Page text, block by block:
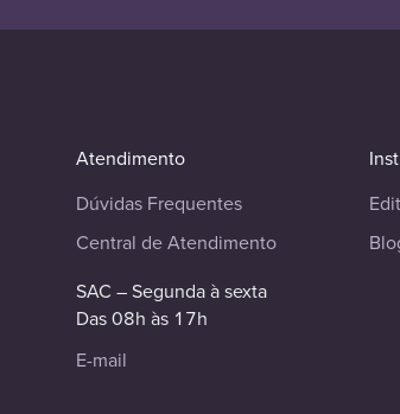
Atendimento
Dúvidas Frequentes
Central de Atendimento
SAC – Segunda à sexta
Das 08h às 17h
E-mail